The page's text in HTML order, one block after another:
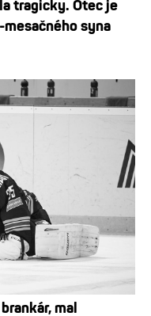
tragicky. Otec je
syna
mal